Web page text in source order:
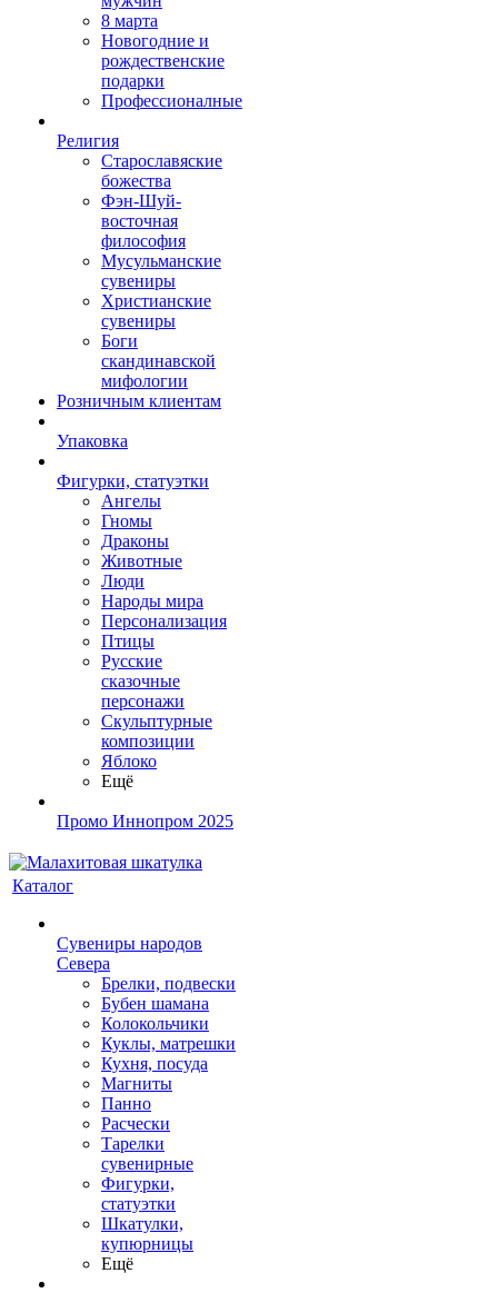
8 марта
Новогодние и
рождественские
подарки
Профессионалные
Религия
Старославяские
божества
Фэн-Шуй-
восточная
философия
Мусульманские
сувениры
Христианские
сувениры
Боги
скандинавской
мифологии
Розничным клиентам
Упаковка
Фигурки, статуэтки
Ангелы
Гномы
Драконы
Животные
Люди
Народы мира
Персонализация
Птицы
Русские
сказочные
персонажи
Скульптурные
композиции
Яблоко
Ещё
Промо Иннопром 2025
Каталог
Сувениры народов
Севера
Брелки, подвески
Бубен шамана
Колокольчики
Куклы, матрешки
Кухня, посуда
Магниты
Панно
Расчески
Тарелки
сувенирные
Фигурки,
статуэтки
Шкатулки,
купюрницы
Ещё